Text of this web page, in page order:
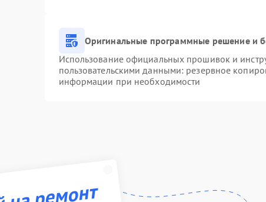
Оригинальные программные решение и
Использование официальных прошивок и
пользовательскими данными: резервное
информации при необходимости